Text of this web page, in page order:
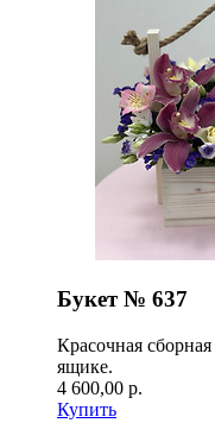
Букет № 637
Красочная
ящике.
4 600,00 р.
Купить